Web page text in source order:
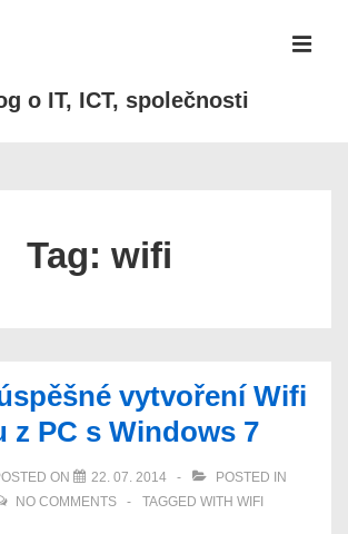
o IT, ICT, společnosti
Tag: wifi
vytvoření Wifi
z PC s Windows 7
ON 22. 07. 2014
POSTED IN
NO COMMENTS TAGGED WITH WIFI